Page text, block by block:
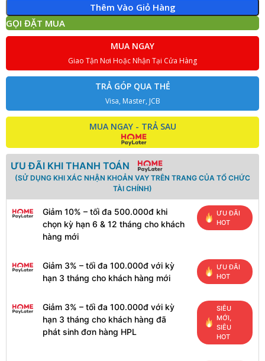
Thêm Vào Giỏ Hàng
GỌI ĐẶT MUA
MUA NGAY
Giao Tận Nơi Hoặc Nhận Tại Cửa Hàng
TRẢ GÓP QUA THẺ
Visa, Master, JCB
MUA NGAY - TRẢ SAU
ƯU ĐÃI KHI THANH TOÁN
(SỬ DỤNG KHI XÁC NHẬN KHOẢN VAY TRÊN TRANG CỦA TỔ CHỨC
TÀI CHÍNH)
Giảm 10% – tối đa 500.000đ khi
chọn kỳ hạn 6 & 12 tháng cho khách
hàng mới
ƯU ĐÃI
HOT
Giảm 3% – tối đa 100.000đ với kỳ
hạn 3 tháng cho khách hàng mới
ƯU ĐÃI
HOT
Giảm 3% – tối đa 100.000đ với kỳ
hạn 3 tháng cho khách hàng đã
phát sinh đơn hàng HPL
SIÊU
MỚI,
SIÊU
HOT